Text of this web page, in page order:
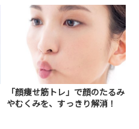
「顔痩せ筋トレ」で顔のたるみ
やむくみを、すっきり解消！